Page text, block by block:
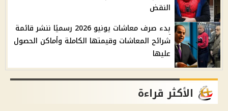
النقض
بدء صرف معاشات يونيو 2026 رسميًا ننشر قائمة
شرائح المعاشات وقيمتها الكاملة وأماكن الحصول
عليها
الأكثر قراءة